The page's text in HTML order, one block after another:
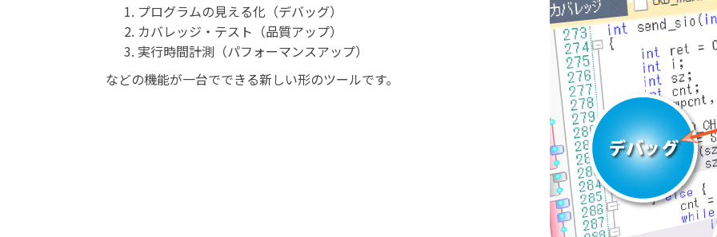
プログラムの見える化（デバッグ）
カバレッジ・テスト（品質アップ）
実行時間計測（パフォーマンスアップ）
などの機能が一台でできる新しい形のツールです。